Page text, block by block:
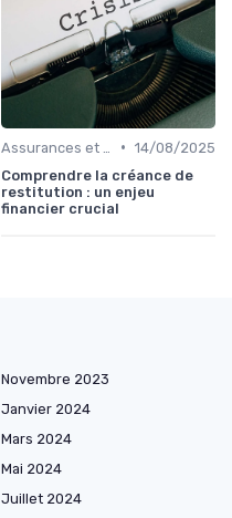
• 14/08/2025
Comprendre la créance de
restitution : un enjeu
financier crucial
Novembre 2023
Janvier 2024
Mars 2024
Mai 2024
Juillet 2024